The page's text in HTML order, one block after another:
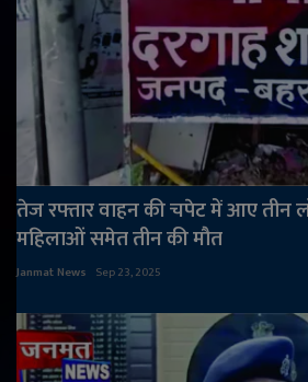
तेज रफ्तार वाहन की चपेट में आए तीन
महिलाओं समेत तीन की मौत
Janmat News Sep 23, 2025